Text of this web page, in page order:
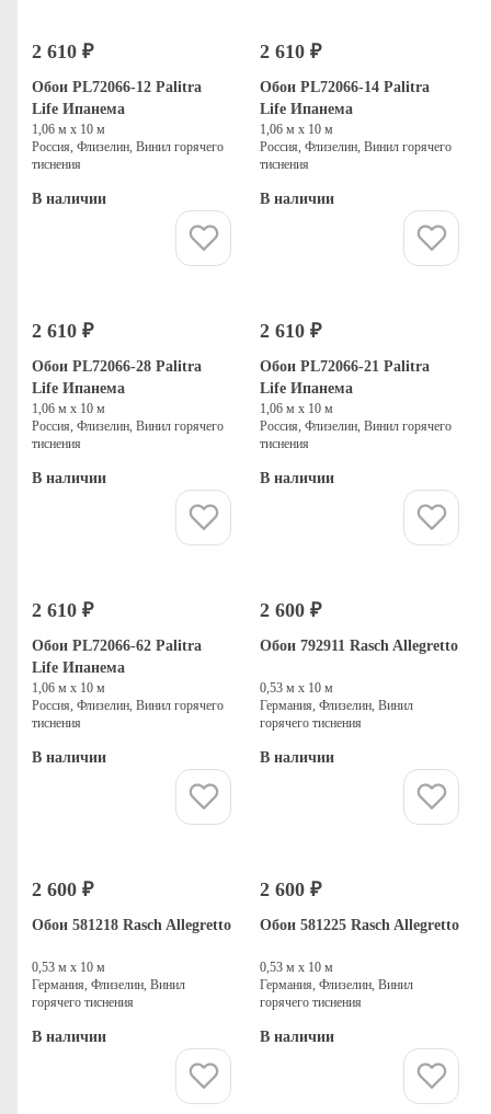
2 610 ₽
Обои PL72066-12 Palitra
Life Ипанема
1,06 м х 10 м
Россия, Флизелин, Винил горячего
тиснения
В наличии
2 610 ₽
Обои PL72066-14 Palitra
Life Ипанема
1,06 м х 10 м
Россия, Флизелин, Винил горячего
тиснения
В наличии
2 610 ₽
Обои PL72066-28 Palitra
Life Ипанема
1,06 м х 10 м
Россия, Флизелин, Винил горячего
тиснения
В наличии
2 610 ₽
Обои PL72066-21 Palitra
Life Ипанема
1,06 м х 10 м
Россия, Флизелин, Винил горячего
тиснения
В наличии
2 610 ₽
Обои PL72066-62 Palitra
Life Ипанема
1,06 м х 10 м
Россия, Флизелин, Винил горячего
тиснения
В наличии
2 600 ₽
Обои 792911 Rasch Allegretto
0,53 м х 10 м
Германия, Флизелин, Винил
горячего тиснения
В наличии
2 600 ₽
Обои 581218 Rasch Allegretto
0,53 м х 10 м
Германия, Флизелин, Винил
горячего тиснения
В наличии
2 600 ₽
Обои 581225 Rasch Allegretto
0,53 м х 10 м
Германия, Флизелин, Винил
горячего тиснения
В наличии